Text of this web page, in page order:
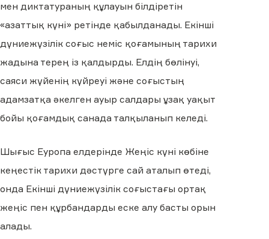
мен диктатураның құлауын білдіретін
«азаттық күні» ретінде қабылданады. Екінші
дүниежүзілік соғыс неміс қоғамының тарихи
жадына терең із қалдырды. Елдің бөлінуі,
саяси жүйенің күйреуі және соғыстың
адамзатқа әкелген ауыр салдары ұзақ уақыт
бойы қоғамдық санада талқыланып келеді.
Шығыс Еуропа елдерінде Жеңіс күні көбіне
кеңестік тарихи дәстүрге сай аталып өтеді,
онда Екінші дүниежүзілік соғыстағы ортақ
жеңіс пен құрбандарды еске алу басты орын
алады.